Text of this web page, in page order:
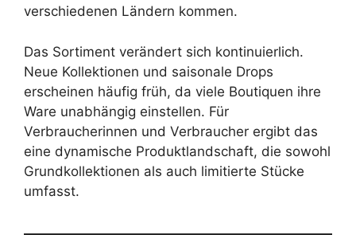
verschiedenen Ländern kommen.
Das Sortiment verändert sich kontinuierlich.
Neue Kollektionen und saisonale Drops
erscheinen häufig früh, da viele Boutiquen ihre
Ware unabhängig einstellen. Für
Verbraucherinnen und Verbraucher ergibt das
eine dynamische Produktlandschaft, die sowohl
Grundkollektionen als auch limitierte Stücke
umfasst.